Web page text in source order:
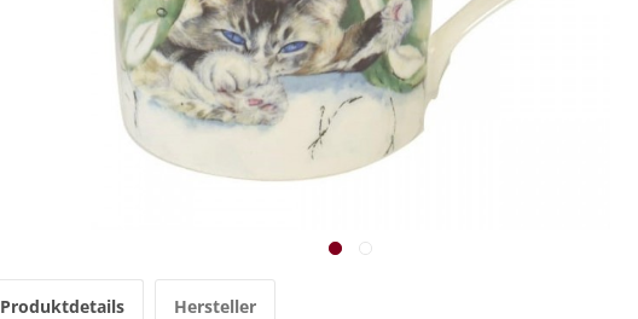
Produktdetails Hersteller